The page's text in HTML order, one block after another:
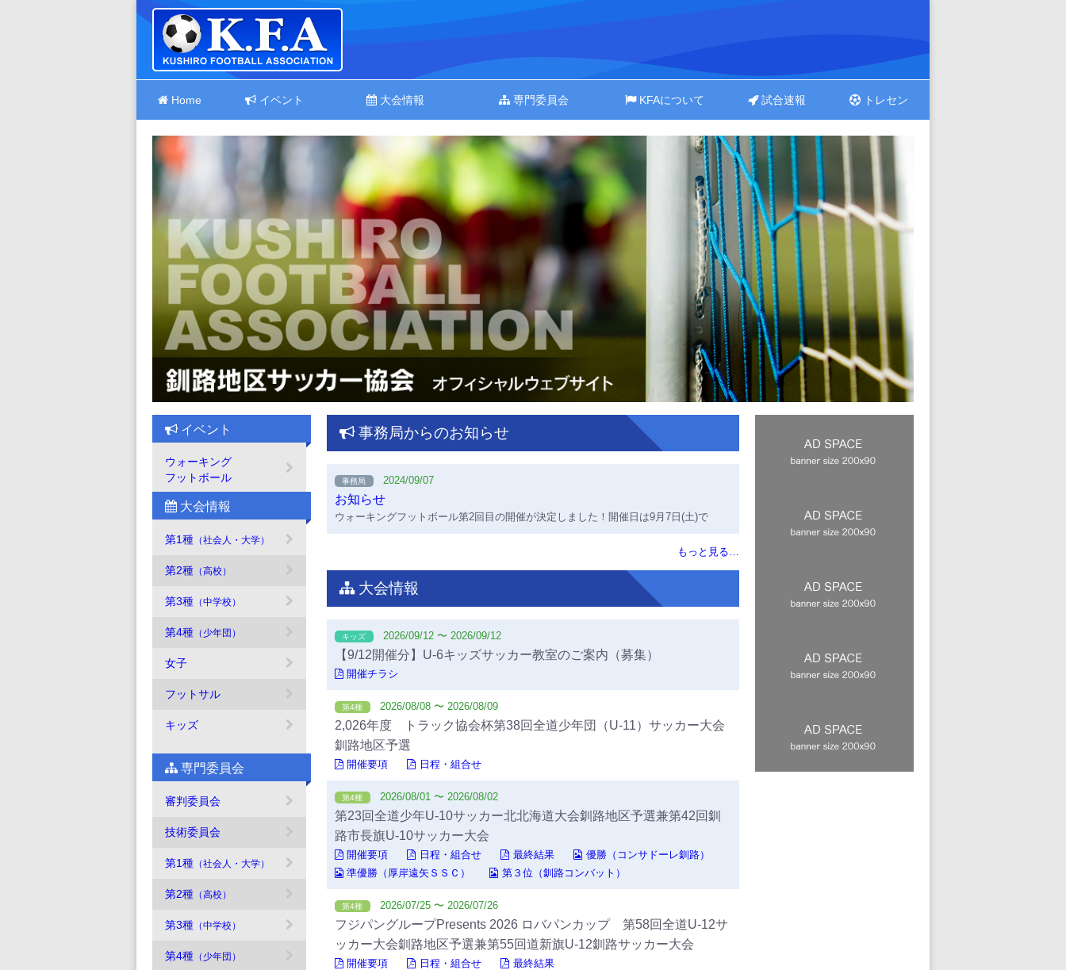
Home イベント 大会情報 専門委員会 KFAについて 試合速報 トレセン
イベント
ウォーキング
フットボール
大会情報
第1種 （社会人・大学）
第2種 （高校）
第3種 （中学校）
第4種 （少年団 ）
女子
フットサル
キッズ
専門委員会
審判委員会
技術委員会
第1種 （社会人・大学）
第2種 （高校）
第3種 （中学校）
第4種 （少年団）
事務局からのお知らせ
事務局 2024/09/07
お知らせ
ウォーキングフットボール第2回目の開催が決定しました！開催日は9月7日(土)で
もっと見る…
大会情報
キッズ 2026/09/12 〜 2026/09/12
【9/12開催分】U-6キッズサッカー教室のご案内（募集）
開催チラシ
第4種 2026/08/08 〜 2026/08/09
2,026年度 トラック協会杯第38回全道少年団（U-11）サッカー大会
釧路地区予選
開催要項 日程・組合せ
第4種 2026/08/01 〜 2026/08/02
第23回全道少年U-10サッカー北北海道大会釧路地区予選兼第42回釧
路市長旗U-10サッカー大会
開催要項 日程・組合せ 最終結果
優勝（コンサドーレ釧路）
準優勝（厚岸遠矢ＳＳＣ）
第３位（釧路コンバット）
第4種 2026/07/25 〜 2026/07/26
フジパングループPresents 2026 ロバパンカップ 第58回全道U-12サ
ッカー大会釧路地区予選兼第55回道新旗U-12釧路サッカー大会
開催要項 日程・組合せ 最終結果